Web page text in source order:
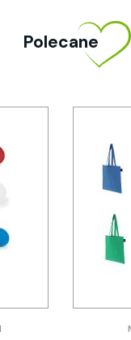
Polecane